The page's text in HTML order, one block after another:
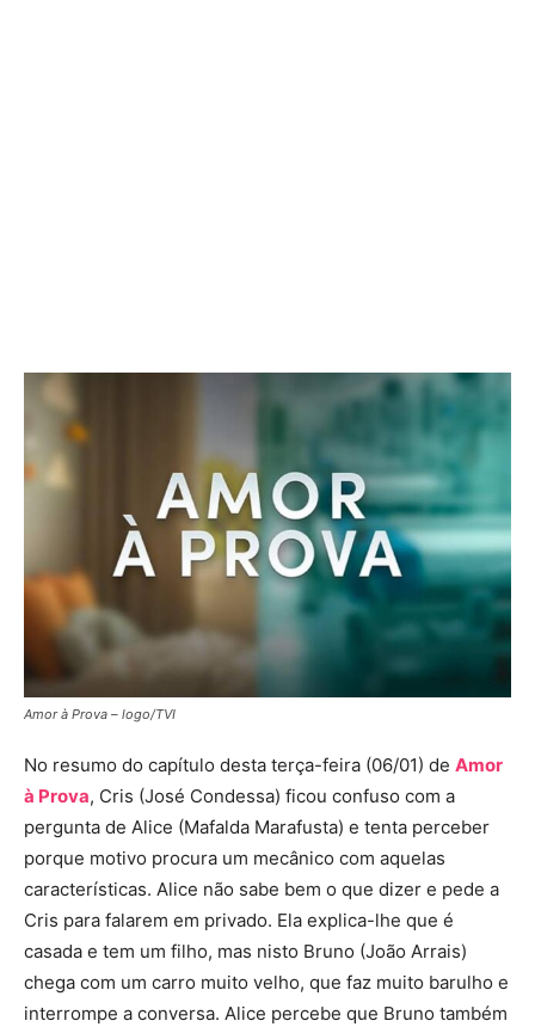
Amor à Prova – logo/TVI
No resumo do capítulo desta terça-feira (06/01) de Amor
à Prova, Cris (José Condessa) ficou confuso com a
pergunta de Alice (Mafalda Marafusta) e tenta perceber
porque motivo procura um mecânico com aquelas
características. Alice não sabe bem o que dizer e pede a
Cris para falarem em privado. Ela explica-lhe que é
casada e tem um filho, mas nisto Bruno (João Arrais)
chega com um carro muito velho, que faz muito barulho e
interrompe a conversa. Alice percebe que Bruno também